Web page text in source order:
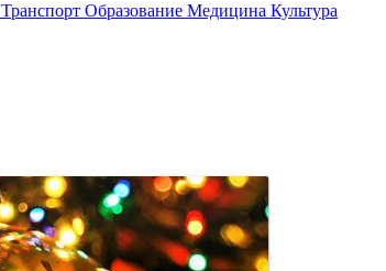
Транспорт Образование Медицина Культура